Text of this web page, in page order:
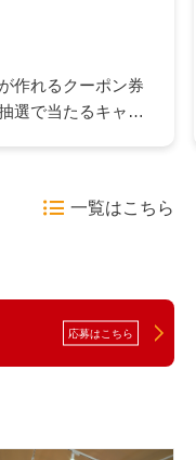
作れるクーポン券
選で当たるキャン
一覧はこちら
応募はこちら